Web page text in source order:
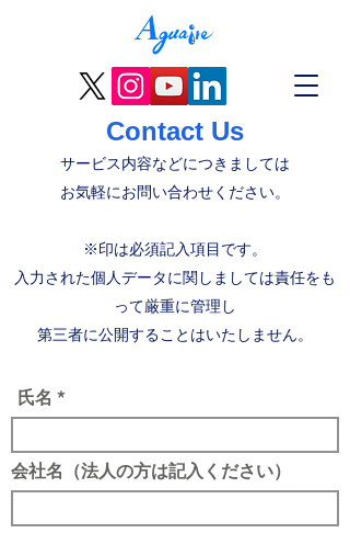
Contact Us
サービス内容などにつきましては
お気軽にお問い合わせください。
※印は必須記入項目です。
入力された個人データに関しましては責任をも
って厳重に管理し
第三者に公開することはいたしません。
氏名
会社名（法人の方は記入ください）